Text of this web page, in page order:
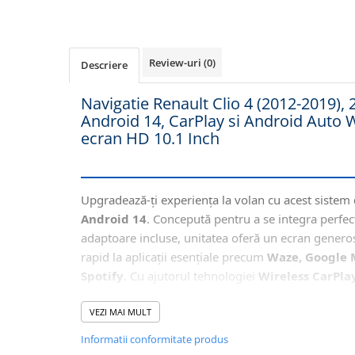
Navigatii Porsche
Navigatii Land Rover
Navigatii Iveco
Navigatii Chrysler
Navigatie universala
Playere auto
Navigatii 2 DIN
Navigatii 1 DIN
Navigatie GPS Portabil
Accesorii navigatii
CarPlay&Android Auto
Descriere Review-uri (0)
Navigatie Renault Clio 4 (2012-2019),
Android 14, CarPlay si Android Auto
ecran HD 10.1 Inch
Upgradează-ți experiența la volan cu acest sistem
Android 14. Concepută pentru a se integra
adaptoare incluse, unitatea oferă un ecran
rapid la aplicații esențiale precum Waze, Google
Spotify . Cu ajutorul tehnologiei Wireless
siguranța și confortul pe toată durata condusului.
VEZI MAI MULT
Informatii conformitate produs